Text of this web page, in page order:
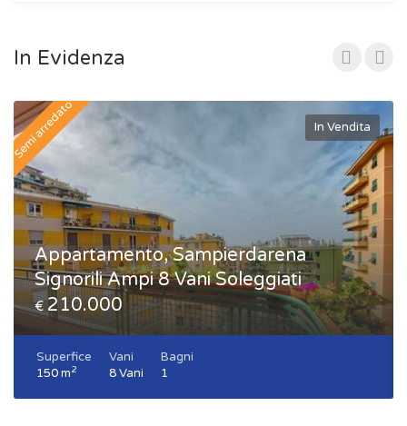
In Evidenza
In Vendita
Appartamento, Sampierdarena
Signorili Ampi 8 Vani Soleggiati
€ 210.000
Superfice
150 m2
Vani
8 Vani
Bagni
1
Semi arredato